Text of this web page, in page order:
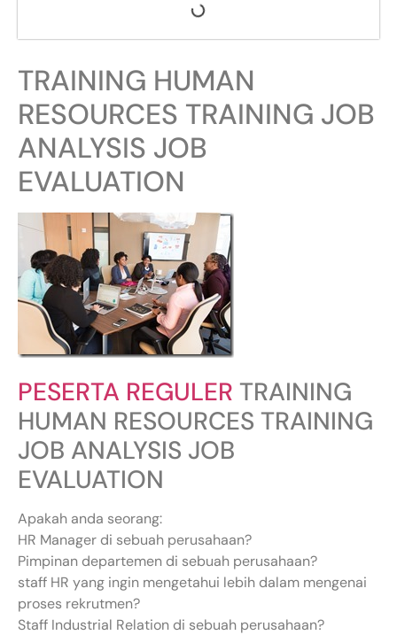
TRAINING HUMAN
RESOURCES TRAINING JOB
ANALYSIS JOB
EVALUATION
PESERTA REGULER TRAINING
HUMAN RESOURCES TRAINING
JOB ANALYSIS JOB
EVALUATION
Apakah anda seorang:
HR Manager di sebuah perusahaan?
Pimpinan departemen di sebuah perusahaan?
staff HR yang ingin mengetahui lebih dalam mengenai
proses rekrutmen?
Staff Industrial Relation di sebuah perusahaan?